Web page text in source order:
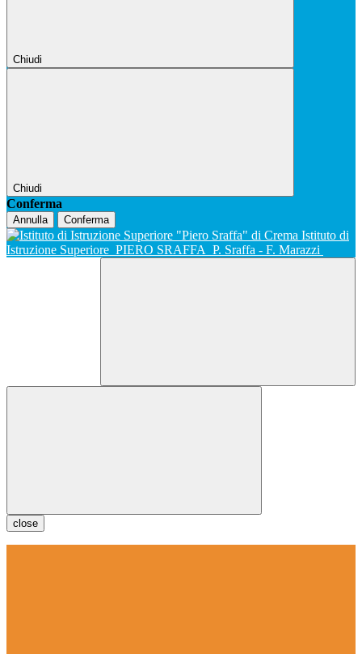
Chiudi
Chiudi
Conferma
Annulla Conferma
Istituto di
Istruzione Superiore PIERO SRAFFA P. Sraffa - F. Marazzi
close